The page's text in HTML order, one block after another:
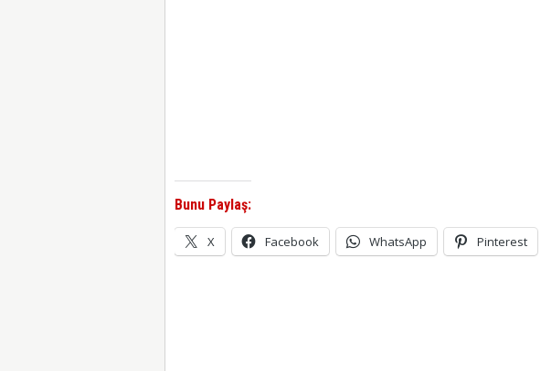
Bunu Paylaş:
X Facebook WhatsApp Pinterest